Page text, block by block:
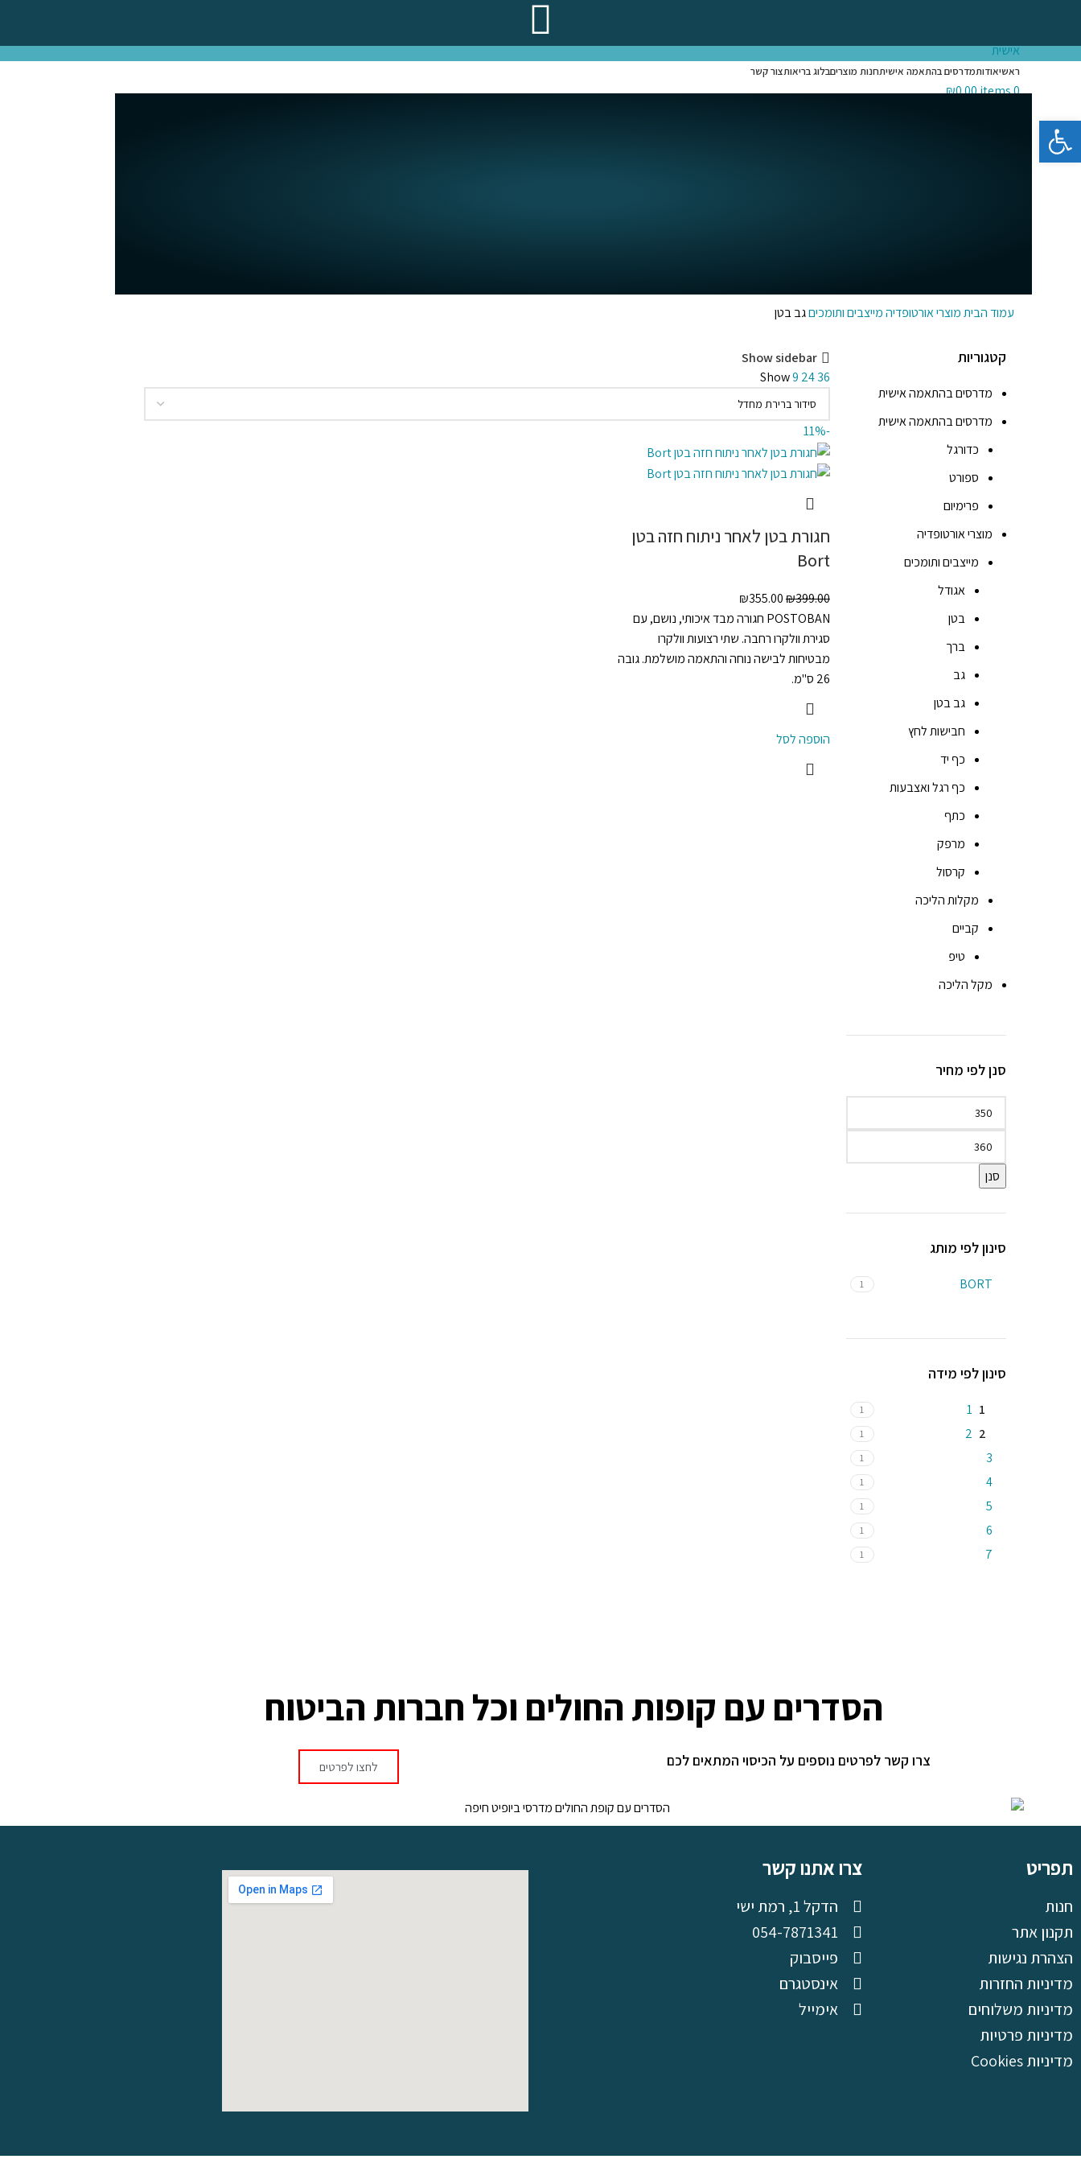
ראשיאודותמדרסים בהתאמה אישיתחנות מוצריםבלוג בריאותצור קשר
0
items
₪0.00
עמוד הביתמוצרי אורטופדיהמייצבים ותומכיםגב בטן
קטגוריות
מדרסים בהתאמה אישית
מדרסים בהתאמה אישית
כדורגל
ספורט
פרימיום
מוצרי אורטופדיה
מייצבים ותומכים
אגודל
בטן
ברך
גב
גב בטן
חבישות לחץ
כף יד
כף רגל ואצבעות
כתף
מרפק
קרסול
מקלות הליכה
קביים
טיפ
מקל הליכה
סנן לפי מחיר
סנן
סינון לפי מותג
BORT
1
סינון לפי מידה
1
1
1
2
2
1
3
1
4
1
5
1
6
1
7
1
Show sidebar
Show9 2436
-11%
חגורת בטן לאחר ניתוח חזה בטן
Bort
₪399.00
₪355.00
POSTOBAN חגורה מבד איכותי, נושם, עם
סגירת וולקרו רחבה. שתי רצועות וולקרו
מבטיחות לבישה נוחה והתאמה מושלמת. גובה
26 ס"מ.
הוספה לסל
הסדרים עם קופות החולים וכל חברות הביטוח
צרו קשר לפרטים נוספים על הכיסוי המתאים לכם לחצו לפרטים
תפריט
חנות
תקנון אתר
הצהרת נגישות
מדיניות החזרות
מדיניות משלוחים
מדיניות פרטיות
מדיניות Cookies
צרו אתנו קשר
הדקל 1, רמת ישי
054-7871341
פייסבוק
אינסטגרם
אימייל
פתח סרגל נגישות